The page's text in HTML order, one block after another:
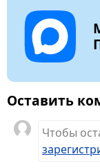
Оставить
Чтобы